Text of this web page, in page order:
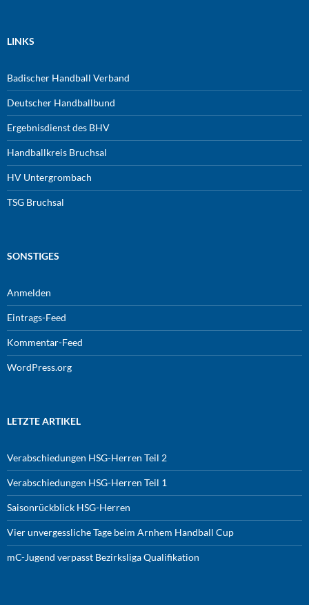
LINKS
Badischer Handball Verband
Deutscher Handballbund
Ergebnisdienst des BHV
Handballkreis Bruchsal
HV Untergrombach
TSG Bruchsal
SONSTIGES
Anmelden
Eintrags-Feed
Kommentar-Feed
WordPress.org
LETZTE ARTIKEL
Verabschiedungen HSG-Herren Teil 2
Verabschiedungen HSG-Herren Teil 1
Saisonrückblick HSG-Herren
Vier unvergessliche Tage beim Arnhem Handball Cup
mC-Jugend verpasst Bezirksliga Qualifikation